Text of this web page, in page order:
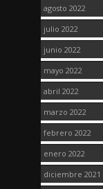
agosto 2022
julio 2022
junio 2022
mayo 2022
abril 2022
marzo 2022
febrero 2022
enero 2022
diciembre 2021